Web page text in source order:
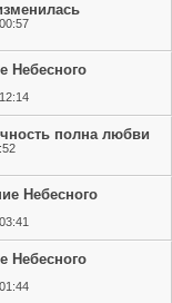
Небесного
полна любви
Небесного
Небесного